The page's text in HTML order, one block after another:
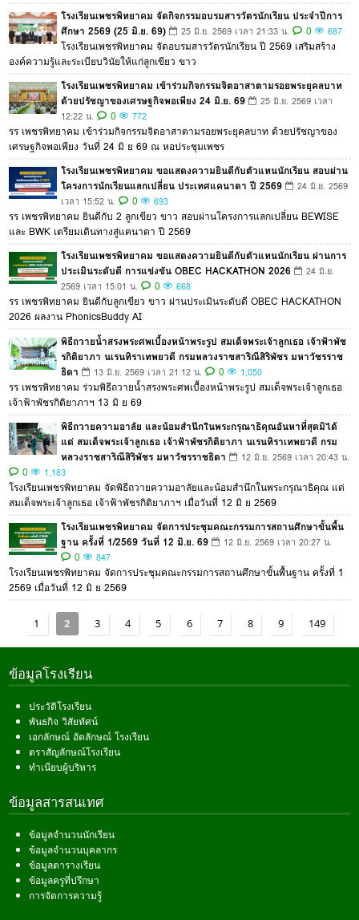
โรงเรียนเพชรพิทยาคม จัดกิจกรรมอบรมสารวัตรนักเรียน ประจำปีการ
ศึกษา 2569 (25 มิ.ย. 69)
25 มิ.ย. 2569 เวลา 21:33 น. 0 687
โรงเรียนเพชรพิทยาคม จัดอบรมสารวัตรนักเรียน ปี 2569 เสริมสร้าง
องค์ความรู้และระเบียบวินัยให้แก่ลูกเขียว ขาว
โรงเรียนเพชรพิทยาคม เข้าร่วมกิจกรรมจิตอาสาตามรอยพระยุคลบาท
ด้วยปรัชญาของเศรษฐกิจพอเพียง 24 มิ.ย. 69
25 มิ.ย. 2569 เวลา
12:22 น.
0 772
รร เพชรพิทยาคม เข้าร่วมกิจกรรมจิตอาสาตามรอยพระยุคลบาท ด้วยปรัชญาของ
เศรษฐกิจพอเพียง วันที่ 24 มิ ย 69 ณ หอประชุมเพชร
โรงเรียนเพชรพิทยาคม ขอแสดงความยินดีกับตัวแทนนักเรียน สอบผ่าน
โครงการนักเรียนแลกเปลี่ยน ประเทศแคนาดา ปี 2569
24 มิ.ย. 2569
เวลา 15:52 น.
0 693
รร เพชรพิทยาคม ยินดีกับ 2 ลูกเขียว ขาว สอบผ่านโครงการแลกเปลี่ยน BEWISE
และ BWK เตรียมเดินทางสู่แคนาดา ปี 2569
โรงเรียนเพชรพิทยาคม ขอแสดงความยินดีกับตัวแทนนักเรียน ผ่านการ
ประเมินระดับดี การแข่งขัน OBEC HACKATHON 2026
24 มิ.ย.
2569 เวลา 15:01 น.
0 668
รร เพชรพิทยาคม ยินดีกับลูกเขียว ขาว ผ่านประเมินระดับดี OBEC HACKATHON
2026 ผลงาน PhonicsBuddy AI
พิธีถวายน้ำสรงพระศพเบื้องหน้าพระรูป สมเด็จพระเจ้าลูกเธอ เจ้าฟ้าพัช
รกิติยาภา นเรนทิราเทพยวดี กรมหลวงราชสาริณีสิริพัชร มหาวัชรราช
ธิดา
13 มิ.ย. 2569 เวลา 21:12 น. 0 1,050
รร เพชรพิทยาคม ร่วมพิธีถวายน้ำสรงพระศพเบื้องหน้าพระรูป สมเด็จพระเจ้าลูกเธอ
เจ้าฟ้าพัชรกิติยาภาฯ 13 มิ ย 69
พิธีถวายความอาลัย และน้อมสำนึกในพระกรุณาธิคุณอันหาที่สุดมิได้
แด่ สมเด็จพระเจ้าลูกเธอ เจ้าฟ้าพัชรกิติยาภา นเรนทิราเทพยวดี กรม
หลวงราชสาริณีสิริพัชร มหาวัชรราชธิดา
12 มิ.ย. 2569 เวลา 20:43 น.
0 1,183
โรงเรียนเพชรพิทยาคม จัดพิธีถวายความอาลัยและน้อมสำนึกในพระกรุณาธิคุณ แด่
สมเด็จพระเจ้าลูกเธอ เจ้าฟ้าพัชรกิติยาภาฯ เมื่อวันที่ 12 มิ ย 2569
โรงเรียนเพชรพิทยาคม จัดการประชุมคณะกรรมการสถานศึกษาขั้นพื้น
ฐาน ครั้งที่ 1/2569 วันที่ 12 มิ.ย. 69
12 มิ.ย. 2569 เวลา 20:27 น.
0 847
โรงเรียนเพชรพิทยาคม จัดการประชุมคณะกรรมการสถานศึกษาขั้นพื้นฐาน ครั้งที่ 1
2569 เมื่อวันที่ 12 มิ ย 2569
1 2 3 4 5 6 7 8 9 149
ข้อมูลโรงเรียน
ประวัติโรงเรียน
พันธกิจ วิสัยทัศน์
เอกลักษณ์ อัตลักษณ์ โรงเรียน
ตราสัญลักษณ์โรงเรียน
ทำเนียบผู้บริหาร
ข้อมูลสารสนเทศ
ข้อมูลจำนวนนักเรียน
ข้อมูลจำนวนบุคลากร
ข้อมูลตารางเรียน
ข้อมูลครูที่ปรึกษา
การจัดการความรู้